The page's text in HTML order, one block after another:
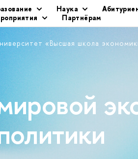
Наука
Партнёрам
«Высшая школа